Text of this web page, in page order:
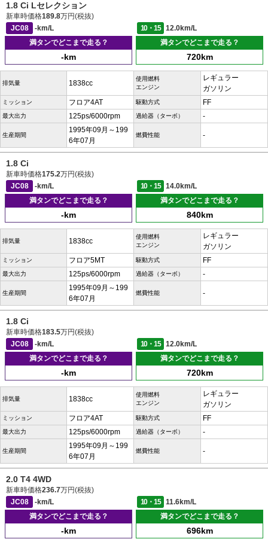
1.8 Ci Lセレクション
新車時価格189.8万円(税抜)
JC08
-km/L 10・15
12.0km/L
満タンでどこまで走る？
-km
満タンでどこまで走る？
720km
排気量 1838cc
使用燃料
エンジン
レギュラー
ガソリン
ミッション フロア4AT 駆動方式 FF
最大出力 125ps/6000rpm 過給器（ターボ） -
生産期間
1995年09月～199
6年07月
燃費性能 -
1.8 Ci
新車時価格175.2万円(税抜)
JC08
-km/L 10・15
14.0km/L
満タンでどこまで走る？
-km
満タンでどこまで走る？
840km
排気量 1838cc
使用燃料
エンジン
レギュラー
ガソリン
ミッション フロア5MT 駆動方式 FF
最大出力 125ps/6000rpm 過給器（ターボ） -
生産期間
1995年09月～199
6年07月
燃費性能 -
1.8 Ci
新車時価格183.5万円(税抜)
JC08
-km/L 10・15
12.0km/L
満タンでどこまで走る？
-km
満タンでどこまで走る？
720km
排気量 1838cc
使用燃料
エンジン
レギュラー
ガソリン
ミッション フロア4AT 駆動方式 FF
最大出力 125ps/6000rpm 過給器（ターボ） -
生産期間
1995年09月～199
6年07月
燃費性能 -
2.0 T4 4WD
新車時価格236.7万円(税抜)
JC08
-km/L 10・15
11.6km/L
満タンでどこまで走る？
-km
満タンでどこまで走る？
696km